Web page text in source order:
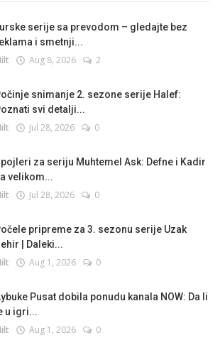
serije sa prevodom – gledajte bez
i smetnji...
Aug 8, 2026 2
snimanje 2. sezone serije Halef:
svi detalji...
Jul 28, 2026 0
za seriju Muhtemel Ask: Defne i Kadir
velikom...
Jul 28, 2026 0
pripreme za 3. sezonu serije Uzak
| Daleki...
Aug 1, 2026 0
Pusat dobila ponudu kanala NOW: Da li
u igri...
Aug 1, 2026 0